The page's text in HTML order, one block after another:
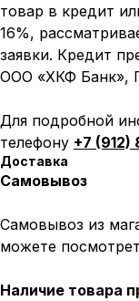
товар в кредит
16%,
заявки. Кредит
ООО «ХКФ Банк»,
Для подробной
телефону +7
Доставка
Самовывоз
Самовывоз из
можете
Наличие товара